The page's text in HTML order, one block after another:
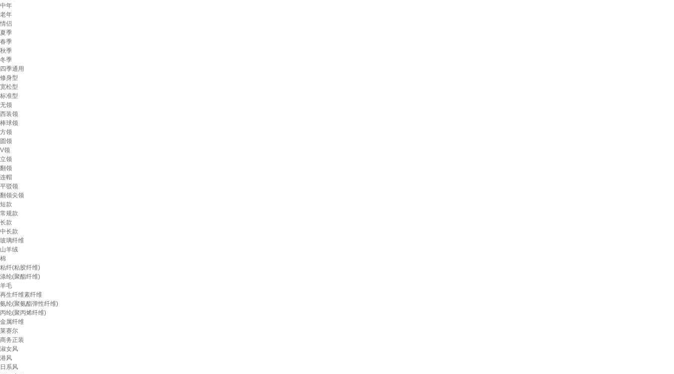
中年
老年
情侣
夏季
春季
秋季
冬季
四季通用
修身型
宽松型
标准型
无领
西装领
棒球领
方领
圆领
V领
立领
翻领
连帽
平驳领
翻领尖领
短款
常规款
长款
中长款
玻璃纤维
山羊绒
棉
粘纤(粘胶纤维)
涤纶(聚酯纤维)
羊毛
再生纤维素纤维
氨纶(聚氨酯弹性纤维)
丙纶(聚丙烯纤维)
金属纤维
莱赛尔
商务正装
淑女风
港风
日系风